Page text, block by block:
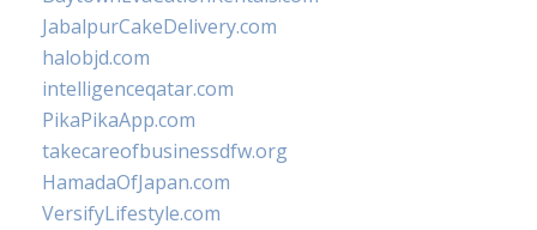
JabalpurCakeDelivery.com
halobjd.com
intelligenceqatar.com
PikaPikaApp.com
takecareofbusinessdfw.org
HamadaOfJapan.com
VersifyLifestyle.com